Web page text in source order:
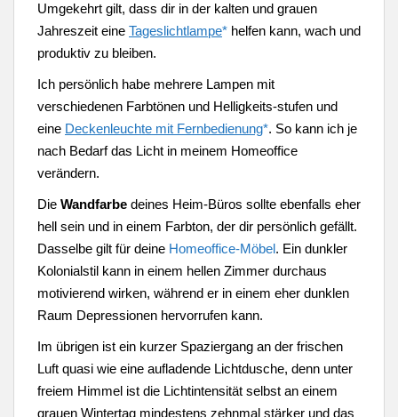
Umgekehrt gilt, dass dir in der kalten und grauen
Jahreszeit eine Tageslichtlampe* helfen kann, wach und
produktiv zu bleiben.
Ich persönlich habe mehrere Lampen mit
verschiedenen Farbtönen und Helligkeits-stufen und
eine Deckenleuchte mit Fernbedienung*. So kann ich je
nach Bedarf das Licht in meinem Homeoffice
verändern.
Die Wandfarbe deines Heim-Büros sollte ebenfalls eher
hell sein und in einem Farbton, der dir persönlich gefällt.
Dasselbe gilt für deine Homeoffice-Möbel. Ein dunkler
Kolonialstil kann in einem hellen Zimmer durchaus
motivierend wirken, während er in einem eher dunklen
Raum Depressionen hervorrufen kann.
Im übrigen ist ein kurzer Spaziergang an der frischen
Luft quasi wie eine aufladende Lichtdusche, denn unter
freiem Himmel ist die Lichtintensität selbst an einem
grauen Wintertag mindestens zehnmal stärker und das